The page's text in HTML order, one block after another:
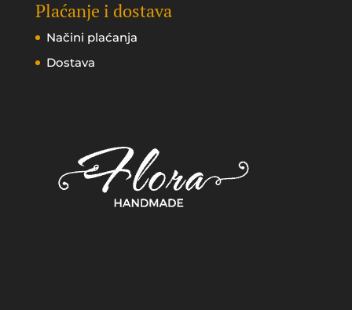
Plaćanje i dostava
Načini plaćanja
Dostava